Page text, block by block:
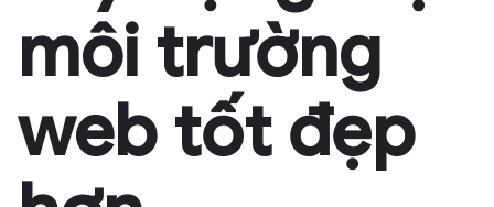
môi trường
web tốt đẹp